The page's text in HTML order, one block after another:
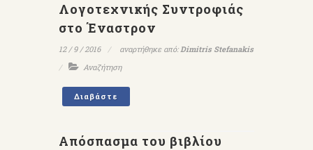
Λογοτεχνικής Συντροφιάς
στο Έναστρον
12 / 9 / 2016 αναρτήθηκε από:Dimitris Stefanakis
Αναζήτηση
Διαβάστε
Απόσπασμα του βιβλίου